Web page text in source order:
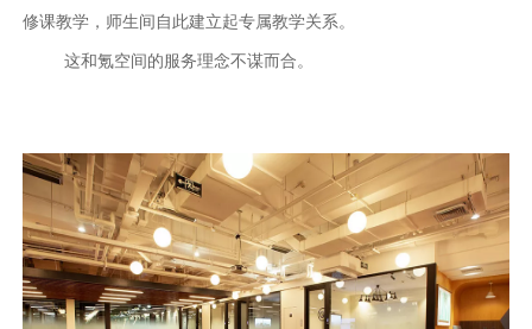
修课教学，师生间自此建立起专属教学关系。
这和氪空间的服务理念不谋而合。